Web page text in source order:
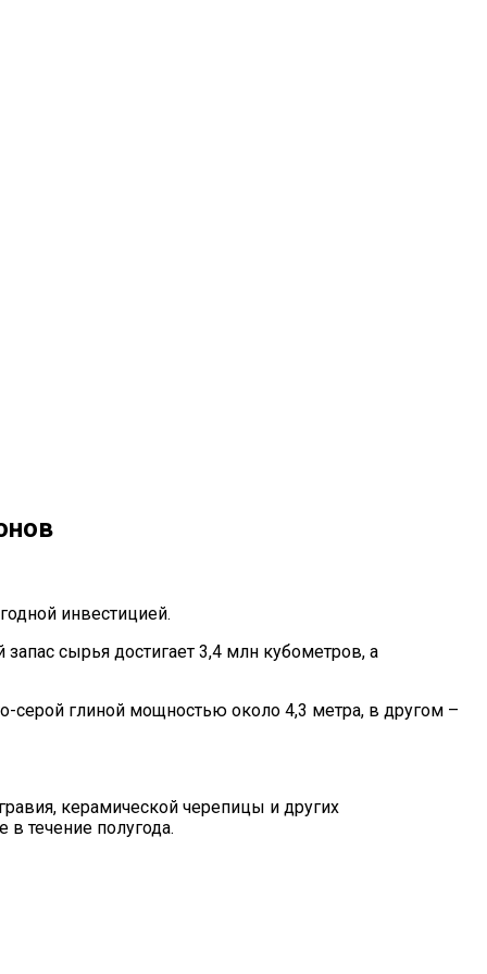
инвестицией.
сырья достигает 3,4 млн кубометров, а
серой глиной мощностью около 4,3 метра, в другом –
керамической черепицы и других
течение полугода.